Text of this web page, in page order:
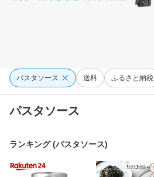
パスタソース 送料 ふるさと納税
パスタソース
ランキング (パスタソース)